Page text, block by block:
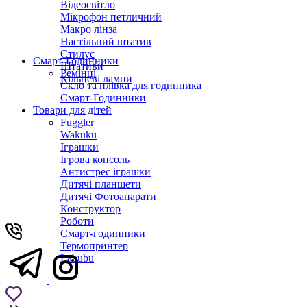
Відеосвітло
Мікрофон петличний
Макро лінза
Настільний штатив
Стилус
Штативи
Кільцеві лампи
Смарт-Годинники
Ремінці
Скло та плівка для годинника
Смарт-Годинники
Товари для дітей
Fuggler
Wakuku
Іграшки
Ігрова консоль
Антистрес іграшки
Дитячi планшети
Дитячі Фотоапарати
Конструктор
Роботи
Смарт-годинники
Термопринтер
Labubu